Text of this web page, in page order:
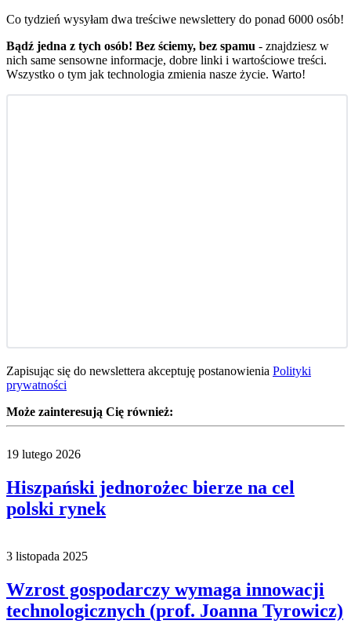
Co tydzień wysyłam dwa treściwe newslettery do ponad 6000 osób!
Bądź jedna z tych osób! Bez ściemy, bez spamu - znajdziesz w
nich same sensowne informacje, dobre linki i wartościowe treści.
Wszystko o tym jak technologia zmienia nasze życie. Warto!
Zapisując się do newslettera akceptuję postanowienia Polityki
prywatności
Może zainteresują Cię również:
19 lutego 2026
Hiszpański jednorożec bierze na cel
polski rynek
3 listopada 2025
Wzrost gospodarczy wymaga innowacji
technologicznych (prof. Joanna Tyrowicz)